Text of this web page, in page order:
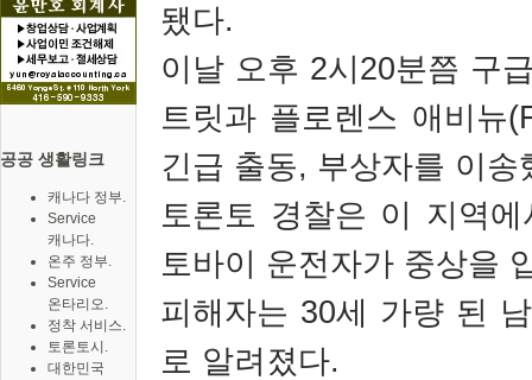
공공 생활링크
캐나다 정부.
Service
캐나다.
온주 정부.
Service
온타리오.
정착 서비스.
토론토시.
대한민국
됐다.
이날 오후 2시20분쯤 구
트릿과 플로렌스 애비뉴
긴급 출동, 부상자를 이송
토론토 경찰은 이 지역
토바이 운전자가 중상을
피해자는 30세 가량 된
로 알려졌다.